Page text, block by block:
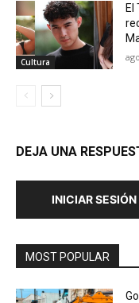
Cultura
El
DEJA UNA
INICIAR
MOST POPULAR